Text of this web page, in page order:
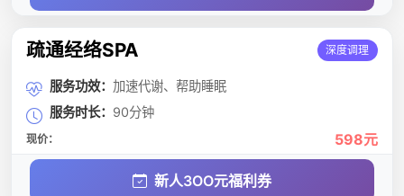
疏通经络SPA 深度调理
服务功效： 加速代谢、帮助睡眠
服务时长： 90分钟
现价： 598元
新人3OO元福利券